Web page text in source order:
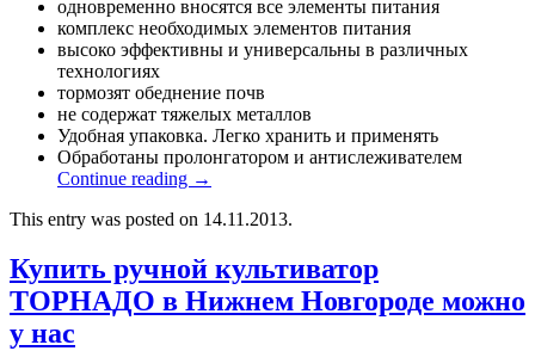
одновременно вносятся все элементы питания
комплекс необходимых элементов питания
высоко эффективны и универсальны в различных
технологиях
тормозят обеднение почв
не содержат тяжелых металлов
Удобная упаковка. Легко хранить и применять
Обработаны пролонгатором и антислеживателем
Continue reading →
This entry was posted on 14.11.2013.
Купить ручной культиватор
ТОРНАДО в Нижнем Новгороде можно
у нас